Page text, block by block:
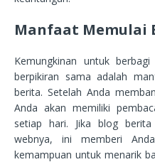
Manfaat Memulai
Kemungkinan untuk
berpikiran sama adalah
berita. Setelah Anda
Anda akan memiliki
setiap hari. Jika blog
webnya, ini memberi
kemampuan untuk menarik